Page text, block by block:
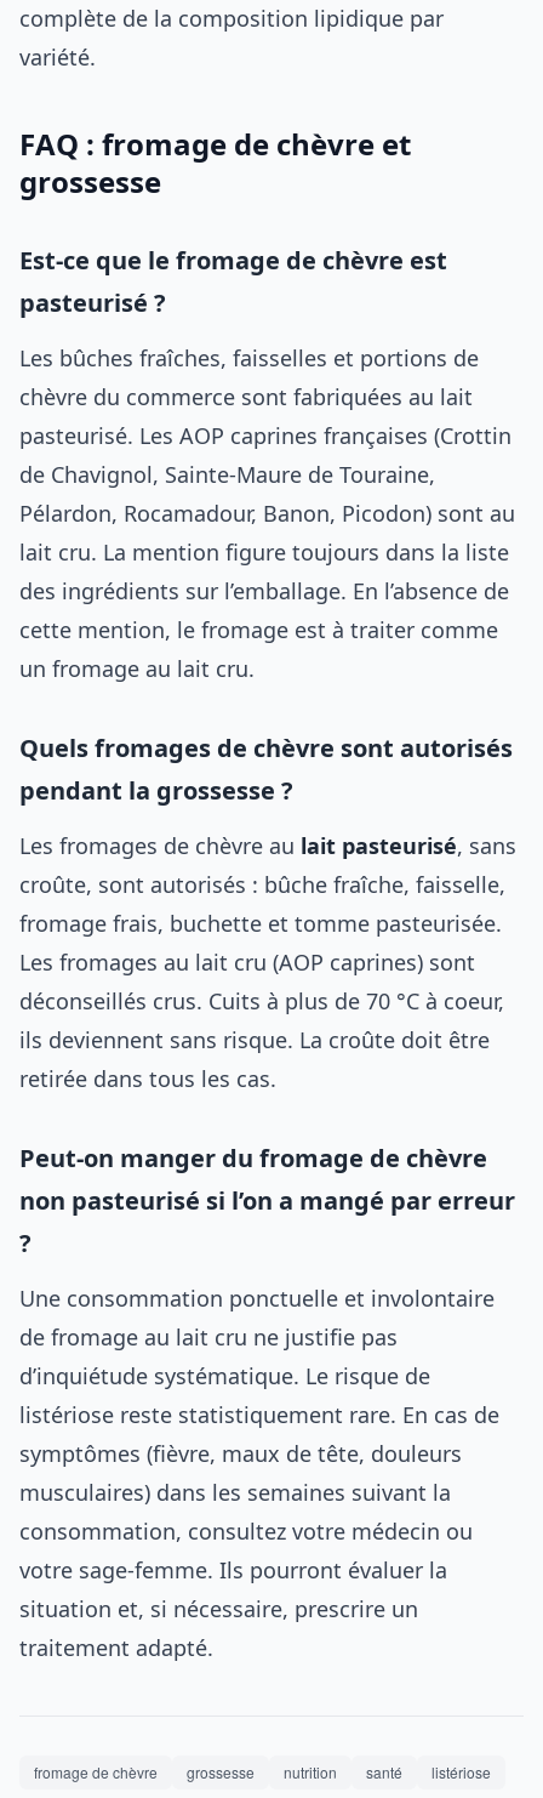
complète de la composition lipidique par
variété.
FAQ : fromage de chèvre et
grossesse
Est-ce que le fromage de chèvre est
pasteurisé ?
Les bûches fraîches, faisselles et portions de
chèvre du commerce sont fabriquées au lait
pasteurisé. Les AOP caprines françaises (Crottin
de Chavignol, Sainte-Maure de Touraine,
Pélardon, Rocamadour, Banon, Picodon) sont au
lait cru. La mention figure toujours dans la liste
des ingrédients sur l’emballage. En l’absence de
cette mention, le fromage est à traiter comme
un fromage au lait cru.
Quels fromages de chèvre sont autorisés
pendant la grossesse ?
Les fromages de chèvre au lait pasteurisé, sans
croûte, sont autorisés : bûche fraîche, faisselle,
fromage frais, buchette et tomme pasteurisée.
Les fromages au lait cru (AOP caprines) sont
déconseillés crus. Cuits à plus de 70 °C à coeur,
ils deviennent sans risque. La croûte doit être
retirée dans tous les cas.
Peut-on manger du fromage de chèvre
non pasteurisé si l’on a mangé par erreur
?
Une consommation ponctuelle et involontaire
de fromage au lait cru ne justifie pas
d’inquiétude systématique. Le risque de
listériose reste statistiquement rare. En cas de
symptômes (fièvre, maux de tête, douleurs
musculaires) dans les semaines suivant la
consommation, consultez votre médecin ou
votre sage-femme. Ils pourront évaluer la
situation et, si nécessaire, prescrire un
traitement adapté.
fromage de chèvre grossesse nutrition santé listériose